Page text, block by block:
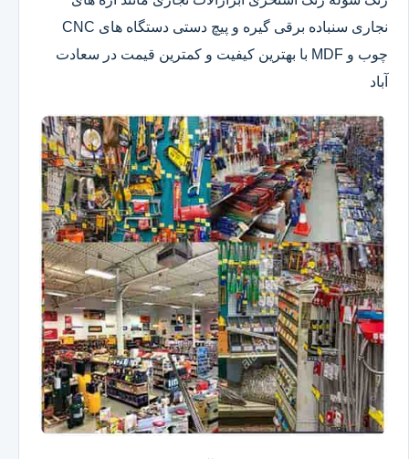
نجاری سنباده برقی گیره و پیچ دستی دستگاه های CNC
چوب و MDF با بهترین کیفیت و کمترین قیمت در سعادت
آباد